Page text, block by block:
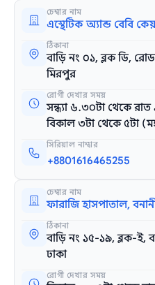
চেম্বার নাম
এস্থেটিক অ্যান্ড বেবি
ঠিকানা
বাড়ি নং ০১, ব্লক ডি,
মিরপুর
রোগী দেখার সময়
সন্ধ্যা ৬.৩০টা থেকে
বিকাল ৩টা থেকে ৫টা
সিরিয়াল নাম্বার
+8801616465255
চেম্বার নাম
ফারাজি হাসপাতাল,
ঠিকানা
বাড়ি নং ১৫-১৯, ব্লক-ই,
ঢাকা
রোগী দেখার সময়